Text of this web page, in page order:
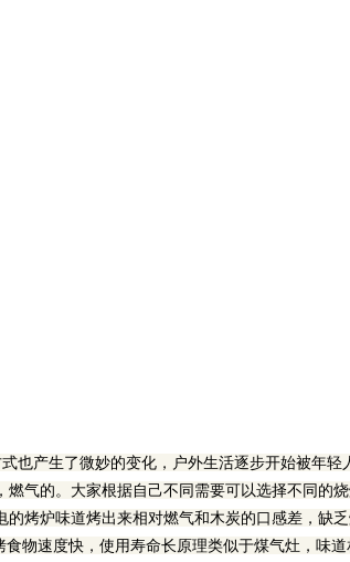
也产生了微妙的变化，户外生活逐步开始被年
气的。大家根据自己不同需要可以选择不同的
烤炉味道烤出来相对燃气和木炭的口感差，
食物速度快，使用寿命长原理类似于煤气灶，味